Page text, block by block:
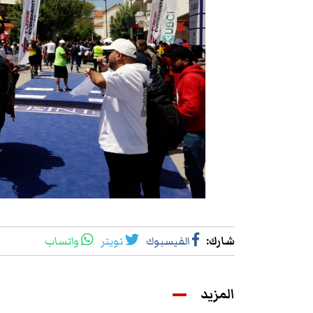
شارك: الفيسبوك تويتر واتساب
المزيد